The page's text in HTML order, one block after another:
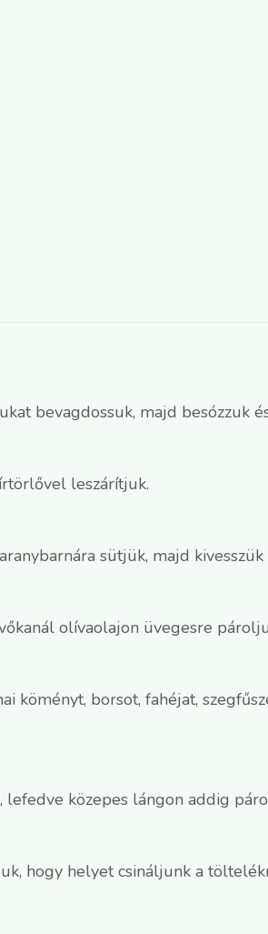
bevagdossuk, majd besózzuk
leszárítjuk.
sütjük, majd
olívaolajon üvegesre
köményt, borsot, fahéjat,
közepes lángon addig
hogy helyet csináljunk a